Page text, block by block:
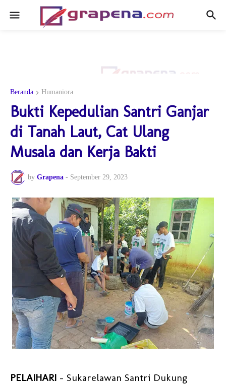
Beranda Humaniora
Bukti Kepedulian Santri Ganjar
di Tanah Laut, Cat Ulang
Musala dan Kerja Bakti
by Grapena - September 29, 2023
PELAIHARI - Sukarelawan Santri Dukung